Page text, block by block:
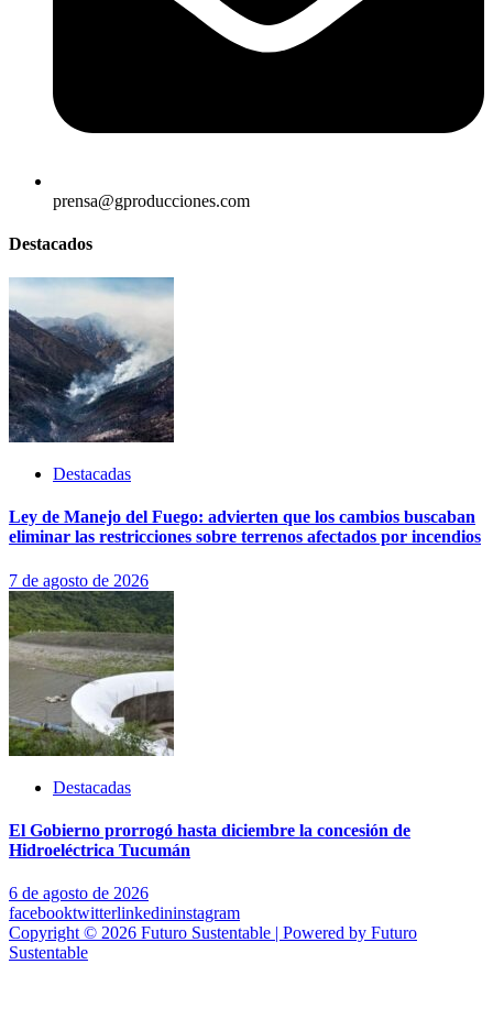
prensa@gproducciones.com
Destacados
Destacadas
Ley de Manejo del Fuego: advierten que los cambios buscaban
eliminar las restricciones sobre terrenos afectados por incendios
7 de agosto de 2026
Destacadas
El Gobierno prorrogó hasta diciembre la concesión de
Hidroeléctrica Tucumán
6 de agosto de 2026
facebooktwitterlinkedininstagram
Copyright © 2026 Futuro Sustentable | Powered by Futuro
Sustentable